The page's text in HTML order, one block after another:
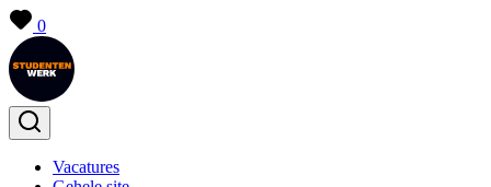
0
Vacatures